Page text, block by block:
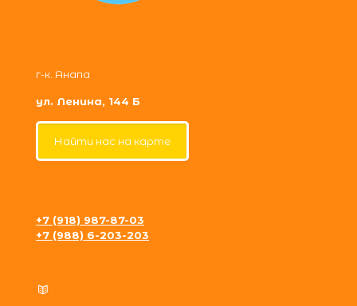
г-к. Анапа
ул. Ленина, 144 Б
Найти нас на карте
+7 (918) 987-87-03
+7 (988) 6-203-203